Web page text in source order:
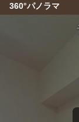
360°パノラマ